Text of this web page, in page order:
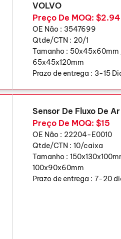
VOLVO
Preço De MOQ: $2.94
OE Não : 3547699
Qtde/CTN : 20/1
Tamanho : 50x45x60mm
65x45x120mm
Prazo de entrega : 3-15
Sensor De Fluxo De
Preço De MOQ: $15
OE Não : 22204-E0010
Qtde/CTN : 10/caixa
Tamanho :
100x90x60mm
Prazo de entrega : 7-20